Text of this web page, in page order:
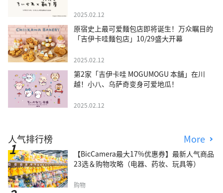
2025.02.12
原宿史上最可爱麵包店即将诞生！万众瞩目的
「吉伊卡哇麵包店」10/29盛大开幕
2025.02.12
第2家「吉伊卡哇 MOGUMOGU 本舖」在川
越！小八、乌萨奇变身可爱地瓜！
2025.02.12
人气排行榜 More
【BicCamera最大17%优惠券】最新人气商品
23选＆购物攻略（电器、药妆、玩具等）
购物